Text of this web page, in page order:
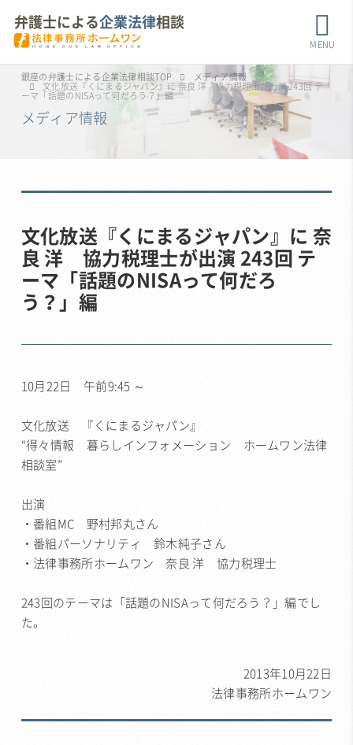
弁護士による企業法律相談
MENU
銀座の弁護士による企業法律相談TOP
メディア情報
文化放送『くにまるジャパン』に 奈良 洋 協力税理士が出演 243回 テ
ーマ「話題のNISAって何だろう？」編
メディア情報
文化放送『くにまるジャパン』に 奈
良 洋 協力税理士が出演 243回 テ
ーマ「話題のNISAって何だろ
う？」編
10月22日 午前9:45 ～
文化放送 『くにまるジャパン』
“得々情報 暮らしインフォメーション ホームワン法律
相談室”
出演
・番組MC 野村邦丸さん
・番組パーソナリティ 鈴木純子さん
・法律事務所ホームワン 奈良 洋 協力税理士
243回のテーマは「話題のNISAって何だろう？」編でし
た。
2013年10月22日
法律事務所ホームワン